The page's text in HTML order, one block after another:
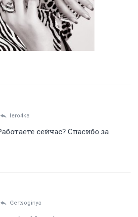
lero4ka
сейчас? Спасибо за
Gertsoginya